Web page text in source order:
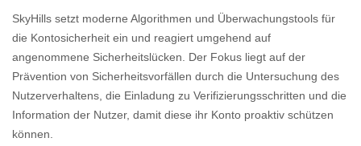
SkyHills setzt moderne Algorithmen und Überwachungstools für
die Kontosicherheit ein und reagiert umgehend auf
angenommene Sicherheitslücken. Der Fokus liegt auf der
Prävention von Sicherheitsvorfällen durch die Untersuchung des
Nutzerverhaltens, die Einladung zu Verifizierungsschritten und die
Information der Nutzer, damit diese ihr Konto proaktiv schützen
können.